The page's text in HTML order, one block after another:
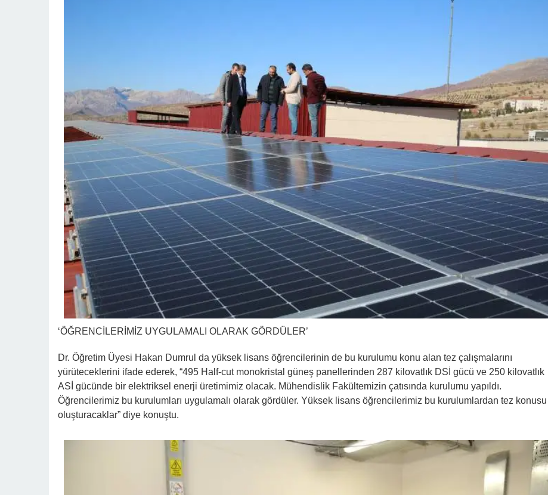
‘ÖĞRENCİLERİMİZ UYGULAMALI OLARAK GÖRDÜLER’
Dr. Öğretim Üyesi Hakan Dumrul da yüksek lisans öğrencilerinin de bu kurulumu konu alan tez çalışmalarını
yürüteceklerini ifade ederek, “495 Half-cut monokristal güneş panellerinden 287 kilovatlık DSİ gücü ve 250 kilovatlık
ASİ gücünde bir elektriksel enerji üretimimiz olacak. Mühendislik Fakültemizin çatısında kurulumu yapıldı.
Öğrencilerimiz bu kurulumları uygulamalı olarak gördüler. Yüksek lisans öğrencilerimiz bu kurulumlardan tez konusu
oluşturacaklar” diye konuştu.